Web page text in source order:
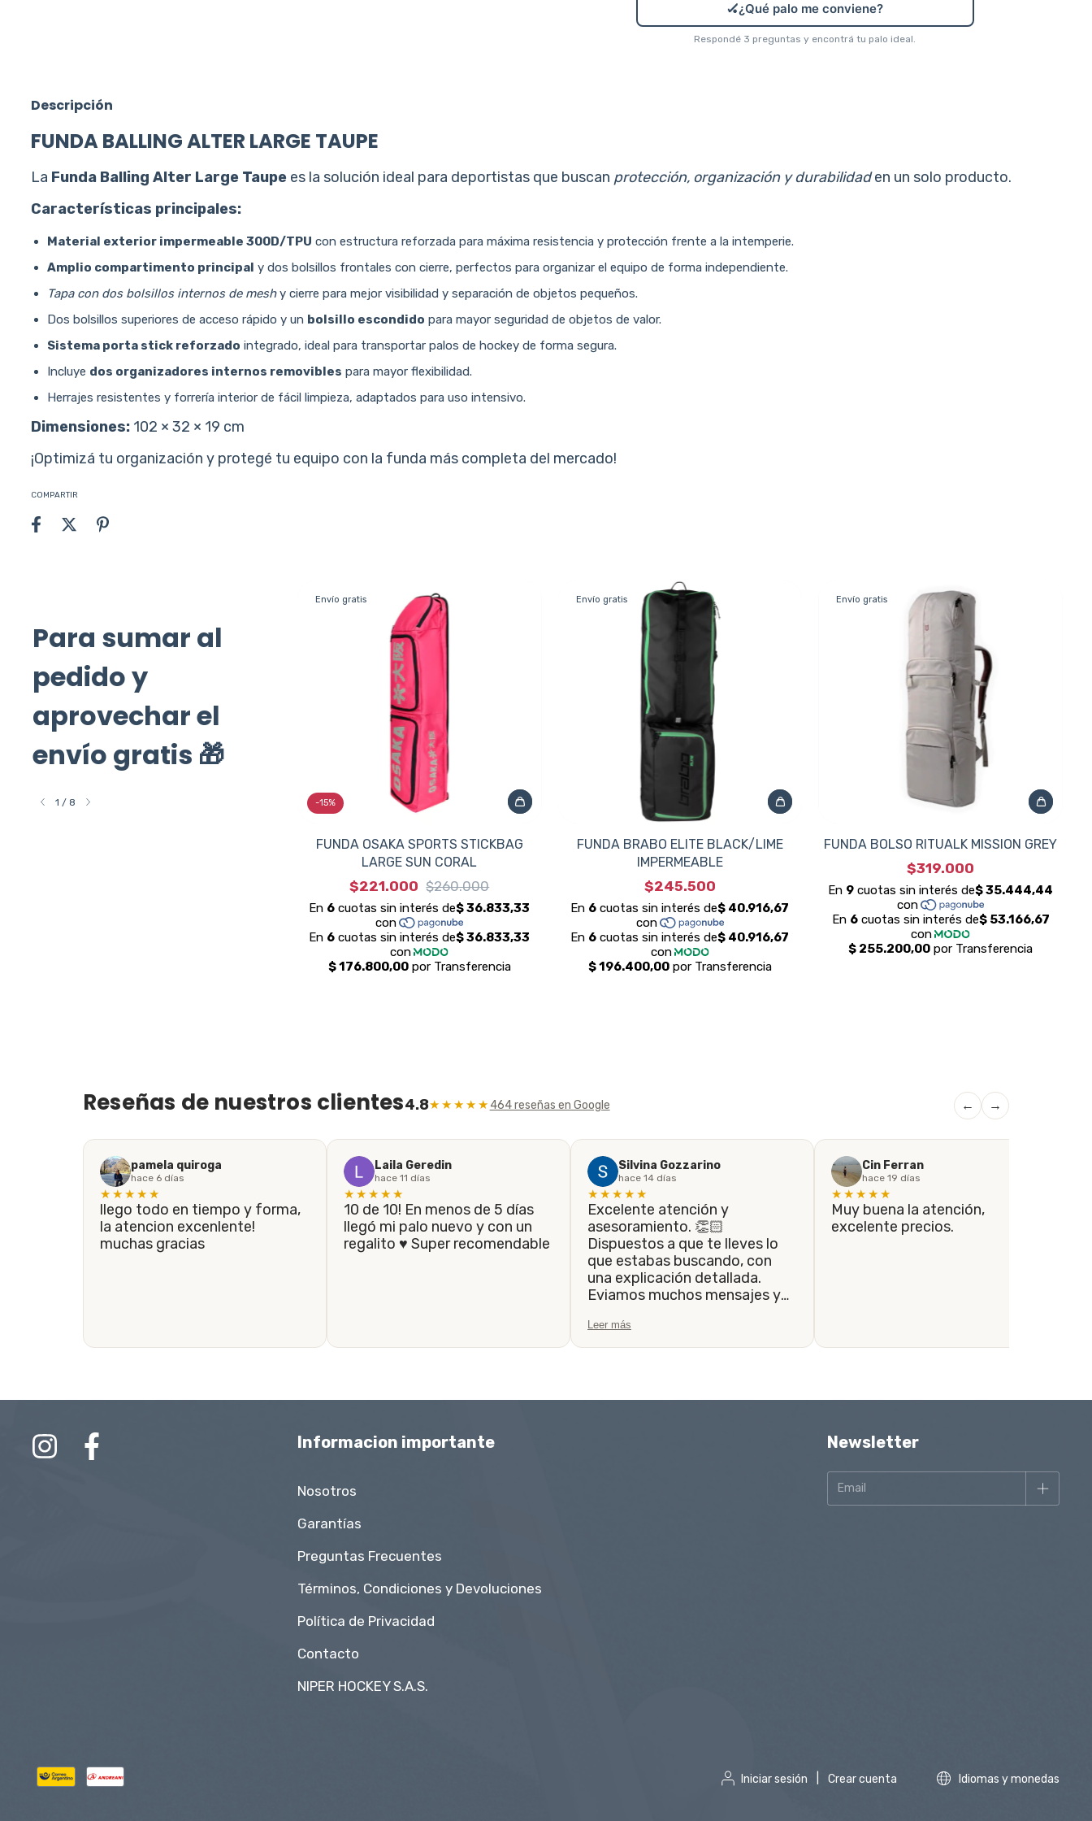
🏑¿Qué palo me conviene?
Respondé 3 preguntas y encontrá tu palo ideal.
Descripción
FUNDA BALLING ALTER LARGE TAUPE
La Funda Balling Alter Large Taupe es la solución ideal para deportistas que buscan protección, organización y durabilidaden un solo producto.
Características principales:
Material exterior impermeable 300D/TPU con estructura reforzada para máxima resistencia y protección frente a la intemperie.
Amplio compartimento principal y dos bolsillos frontales con cierre, perfectos para organizar el equipo de forma independiente.
Tapa con dos bolsillos internos de meshy cierre para mejor visibilidad y separación de objetos pequeños.
Dos bolsillos superiores de acceso rápido y un bolsillo escondido para mayor seguridad de objetos de valor.
Sistema porta stick reforzado integrado, ideal para transportar palos de hockey de forma segura.
Incluye dos organizadores internos removibles para mayor flexibilidad.
Herrajes resistentes y forrería interior de fácil limpieza, adaptados para uso intensivo.
Dimensiones: 102 × 32 × 19 cm
¡Optimizá tu organización y protegé tu equipo con la funda más completa del mercado!
COMPARTIR
Para sumar al
pedido y
aprovechar el
envío gratis 🎁
1 / 8 -15%
Envío gratis
FUNDA OSAKA SPORTS STICKBAG
LARGE SUN CORAL
$221.000 $260.000
Envío gratis
FUNDA BRABO ELITE BLACK/LIME
IMPERMEABLE
$245.500
Envío gratis
FUNDA BOLSO RITUALK MISSION GREY
$319.000
Reseñas de nuestros clientes4.8★★★★★ 464 reseñas en Google ← →
pamela quiroga
hace 6 días
★★★★★
llego todo en tiempo y forma,
la atencion excenlente!
muchas gracias
Laila Geredin
hace 11 días
★★★★★
10 de 10! En menos de 5 días
llegó mi palo nuevo y con un
regalito ♥️ Super recomendable
Silvina Gozzarino
hace 14 días
★★★★★
Excelente atención y
asesoramiento. 👏🏻
Dispuestos a que te lleves lo
que estabas buscando, con
una explicación detallada.
Eviamos muchos mensajes y
la brevedad. Hasta se tomaron
el trabajo de que el envío se
Leer más
Cin Ferran
hace 19 días
★★★★★
Muy buena la atención,
excelente precios.
Informacion importante
Nosotros
Garantías
Preguntas Frecuentes
Términos, Condiciones y Devoluciones
Política de Privacidad
Contacto
NIPER HOCKEY S.A.S.
Newsletter
Iniciar sesión Crear cuenta Idiomas y monedas